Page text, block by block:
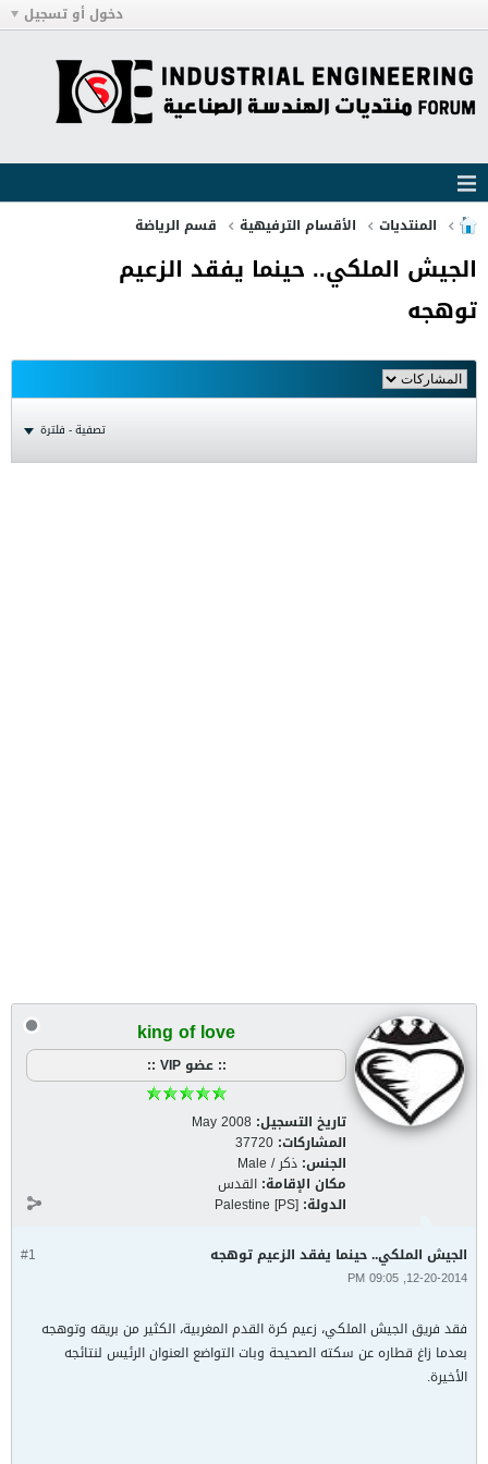
دخول أو تسجيل
المنتديات الأقسام الترفيهية قسم الرياضة
الجيش الملكي.. حينما يفقد الزعيم
توهجه
تصفية - فلترة
king of love
:: عضو VIP ::
تاريخ التسجيل: May 2008
المشاركات: 37720
الجنس: ذكر / Male
مكان الإقامة: القدس
الدولة: Palestine [PS]
#1 الجيش الملكي.. حينما يفقد الزعيم توهجه
12-20-2014, 09:05 PM
فقد فريق الجيش الملكي، زعيم كرة القدم المغربية، الكثير من بريقه وتوهجه
بعدما زاغ قطاره عن سكته الصحيحة وبات التواضع العنوان الرئيس لنتائجه
الأخيرة.